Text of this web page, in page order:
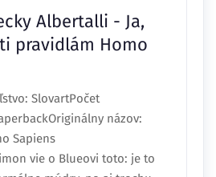
SlovartPočet
názov:
vie o Blueovi toto: je to
múdry, no aj trochu
však vôbec netuší, KTO
pritom do tej istej školy a